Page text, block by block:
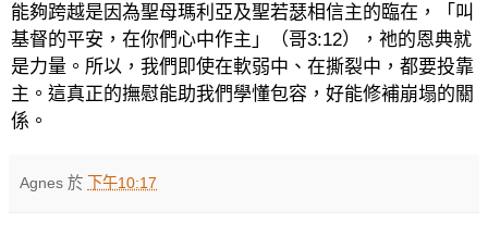
能夠跨越是因為聖母瑪利亞及聖若瑟相信主的臨在，「叫
基督的平安，在你們心中作主」（哥3:12），祂的恩典就
是力量。所以，我們即使在軟弱中、在撕裂中，都要投靠
主。這真正的撫慰能助我們學懂包容，好能修補崩塌的關
係。
Agnes 於 下午10:17